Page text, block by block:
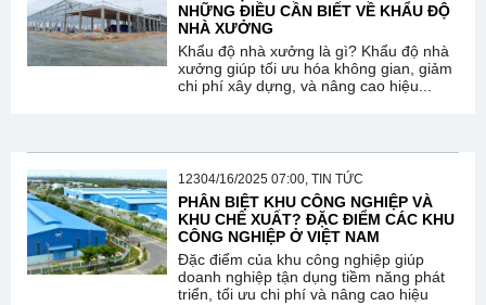
NHỮNG ĐIỀU CẦN BIẾT VỀ KHẨU ĐỘ
NHÀ XƯỞNG
Khẩu độ nhà xưởng là gì? Khẩu độ nhà
xưởng giúp tối ưu hóa không gian, giảm
chi phí xây dựng, và nâng cao hiệu...
12304/16/2025 07:00, TIN TỨC
PHÂN BIỆT KHU CÔNG NGHIỆP VÀ
KHU CHẾ XUẤT? ĐẶC ĐIỂM CÁC KHU
CÔNG NGHIỆP Ở VIỆT NAM
Đặc điểm của khu công nghiệp giúp
doanh nghiệp tận dụng tiềm năng phát
triển, tối ưu chi phí và nâng cao hiệu